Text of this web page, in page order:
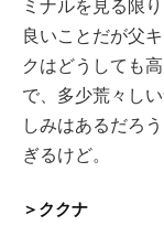
ミナルを見る限
良いことだが父
クはどうしても
で、多少荒々し
しみはあるだろ
ぎるけど。
＞ククナ